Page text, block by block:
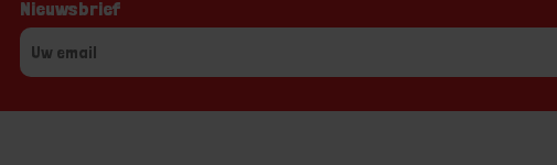
Nieuwsbrief